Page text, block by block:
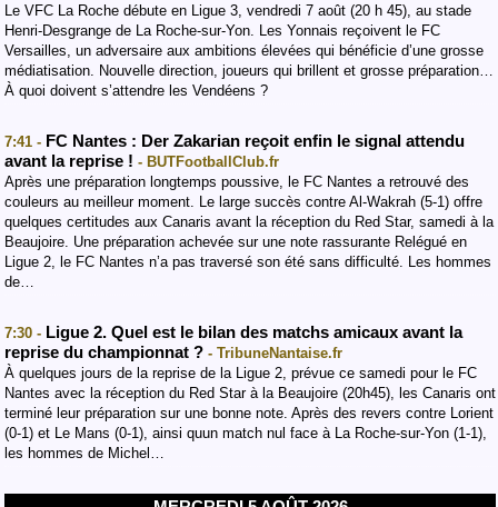
Le VFC La Roche débute en Ligue 3, vendredi 7 août (20 h 45), au stade
Henri-Desgrange de La Roche-sur-Yon. Les Yonnais reçoivent le FC
Versailles, un adversaire aux ambitions élevées qui bénéficie d’une grosse
médiatisation. Nouvelle direction, joueurs qui brillent et grosse préparation…
À quoi doivent s’attendre les Vendéens ?
7:41 - FC Nantes : Der Zakarian reçoit enfin le signal attendu
avant la reprise ! - BUTFootballClub.fr
Après une préparation longtemps poussive, le FC Nantes a retrouvé des
couleurs au meilleur moment. Le large succès contre Al-Wakrah (5-1) offre
quelques certitudes aux Canaris avant la réception du Red Star, samedi à la
Beaujoire. Une préparation achevée sur une note rassurante Relégué en
Ligue 2, le FC Nantes n’a pas traversé son été sans difficulté. Les hommes
de…
7:30 - Ligue 2. Quel est le bilan des matchs amicaux avant la
reprise du championnat ? - TribuneNantaise.fr
À quelques jours de la reprise de la Ligue 2, prévue ce samedi pour le FC
Nantes avec la réception du Red Star à la Beaujoire (20h45), les Canaris ont
terminé leur préparation sur une bonne note. Après des revers contre Lorient
(0-1) et Le Mans (0-1), ainsi quun match nul face à La Roche-sur-Yon (1-1),
les hommes de Michel…